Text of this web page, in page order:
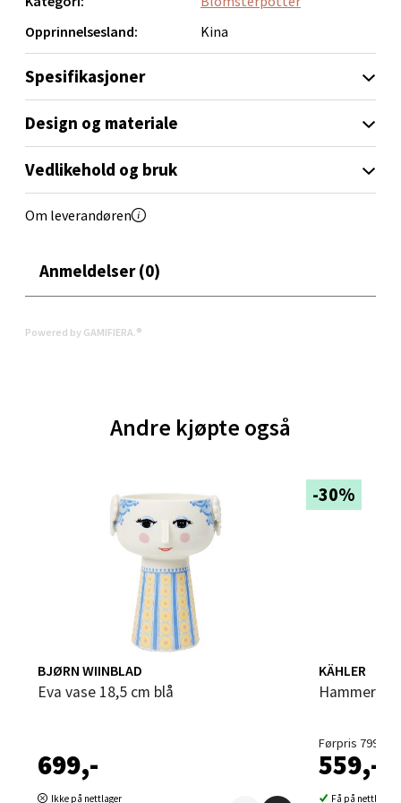
Opprinnelsesland:
Kina
Spesifikasjoner
Design og materiale
Vedlikehold og bruk
Om leverandøren
Anmeldelser (0)
Powered by GAMIFIERA.®
Andre kjøpte også
BJØRN WIINBLAD
Eva vase 18,5 cm blå
699,-
Ikke på nettlager
-30%
KÄHLER
Førpris 799,-
559,-
Få på nettlager
Velg
Orkanger - Thon Senter Orkanger
Thon Senter Orkanger, Orkdalsveien 113, 7300
Åpent i dag 09-20
Velg
Brodtkorbsgate 7, 1338 Sandvika
Bergen - Thon Senter Sartor
Sartorvegen 12, 5353 Straume
Åpent i dag 10-21
Velg